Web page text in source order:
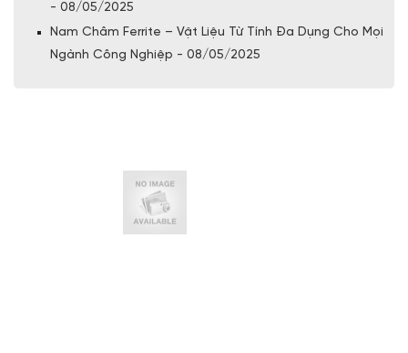
- 08/05/2025
Nam Châm Ferrite – Vật Liệu Từ Tính Đa Dụng Cho Mọi
Ngành Công Nghiệp - 08/05/2025